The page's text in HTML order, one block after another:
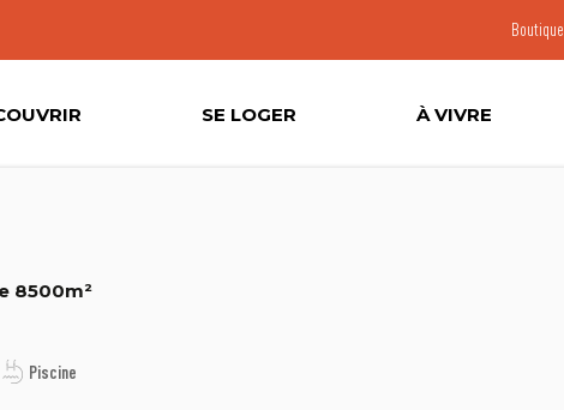
Boutique
SE LOGER À VIVRE
8500m²
Piscine